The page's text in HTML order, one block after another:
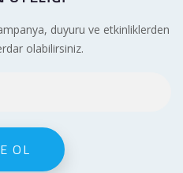
duyuru ve etkinliklerden
olabilirsiniz.
OL